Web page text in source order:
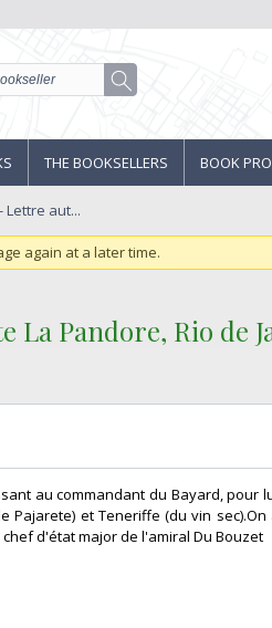
THE BOOKSELLERS BOOK
Lettre aut...
again at a later time.
Pandore, Rio de
au commandant du Bayard, pour
et Teneriffe (du vin
d'état major de l'amiral Du Bouzet